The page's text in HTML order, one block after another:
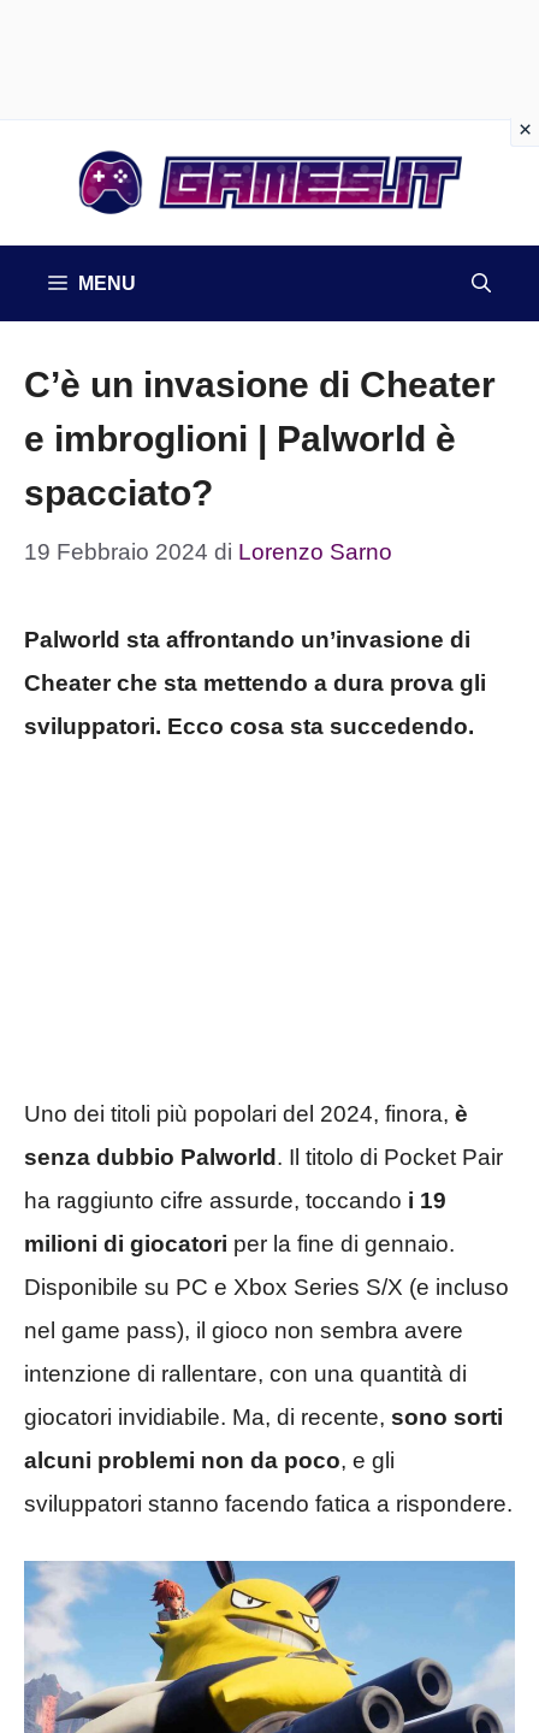
MENU
C’è un invasione di Cheater
e imbroglioni | Palworld è
spacciato?
19 Febbraio 2024 di Lorenzo Sarno
Palworld sta affrontando un’invasione di
Cheater che sta mettendo a dura prova gli
sviluppatori. Ecco cosa sta succedendo.
Uno dei titoli più popolari del 2024, finora, è
senza dubbio Palworld . Il titolo di Pocket Pair
ha raggiunto cifre assurde, toccando i 19
milioni di giocatori per la fine di gennaio.
Disponibile su PC e Xbox Series S/X (e incluso
nel game pass), il gioco non sembra avere
intenzione di rallentare, con una quantità di
giocatori invidiabile. Ma, di recente, sono sorti
alcuni problemi non da poco, e gli
sviluppatori stanno facendo fatica a rispondere.